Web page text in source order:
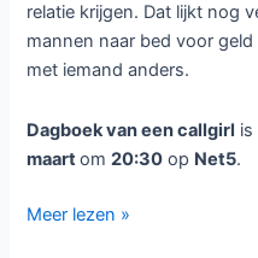
relatie krijgen. Dat lijkt nog
mannen naar bed voor
met iemand anders.
Dagboek van een callgirl
maartom20:30 op Net5.
Dagboek
Meer lezen »